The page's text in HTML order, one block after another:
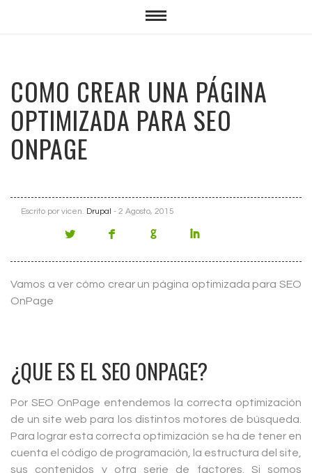
COMO CREAR UNA PÁGINA
OPTIMIZADA PARA SEO
ONPAGE
Escrito por vicen. Drupal - 2 Agosto, 2015
Vamos a ver cómo crear un página optimizada para SEO
OnPage
¿QUE ES EL SEO ONPAGE?
Por SEO OnPage entendemos la correcta optimización
de un site web para los distintos motores de búsqueda.
Para lograr esta correcta optimización se ha de tener en
cuenta el código de programación, la estructura del site,
sus contenidos y otra serie de factores. Si somos